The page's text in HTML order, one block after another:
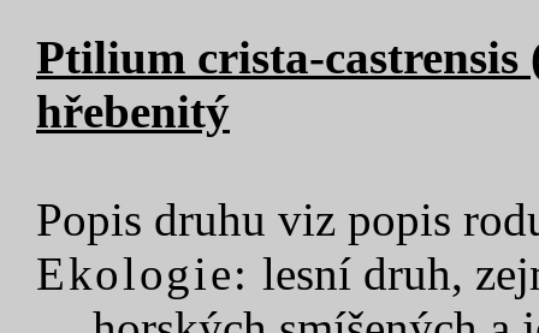
Ptilium crista-castrensis
hřebenitý
Popis druhu viz popis
Ekologie: lesní druh,